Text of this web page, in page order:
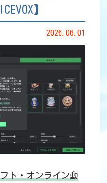
】
2026.06.01
ト・オンライン動